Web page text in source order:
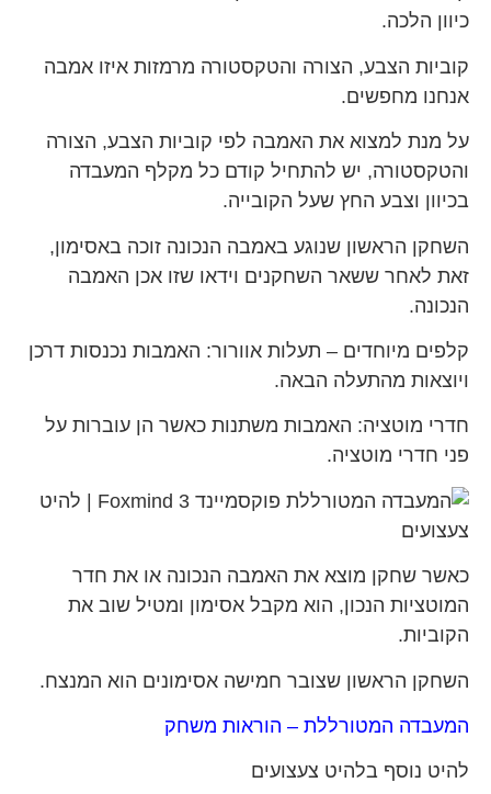
כיוון הלכה.
קוביות הצבע, הצורה והטקסטורה מרמזות איזו אמבה
אנחנו מחפשים.
על מנת למצוא את האמבה לפי קוביות הצבע, הצורה
והטקסטורה, יש להתחיל קודם כל מקלף המעבדה
בכיוון וצבע החץ שעל הקובייה.
השחקן הראשון שנוגע באמבה הנכונה זוכה באסימון,
זאת לאחר ששאר השחקנים וידאו שזו אכן האמבה
הנכונה.
קלפים מיוחדים – תעלות אוורור: האמבות נכנסות דרכן
ויוצאות מהתעלה הבאה.
חדרי מוטציה: האמבות משתנות כאשר הן עוברות על
פני חדרי מוטציה.
כאשר שחקן מוצא את האמבה הנכונה או את חדר
המוטציות הנכון, הוא מקבל אסימון ומטיל שוב את
הקוביות.
השחקן הראשון שצובר חמישה אסימונים הוא המנצח.
המעבדה המטורללת – הוראות משחק
להיט נוסף בלהיט צעצועים